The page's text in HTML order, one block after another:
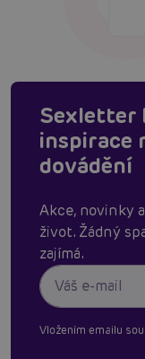
Sexletter
inspirace
dovádění
Akce, novinky
život. Žádný
zajímá.
Vložením emailu